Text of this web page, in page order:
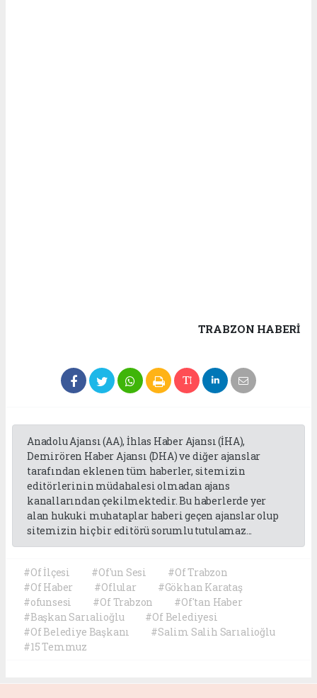
TRABZON HABERİ
Anadolu Ajansı (AA), İhlas Haber Ajansı (İHA),
Demirören Haber Ajansı (DHA) ve diğer ajanslar
tarafından eklenen tüm haberler, sitemizin
editörlerinin müdahalesi olmadan ajans
kanallarından çekilmektedir. Bu haberlerde yer
alan hukuki muhataplar haberi geçen ajanslar olup
sitemizin hiç bir editörü sorumlu tutulamaz...
#Of İlçesi #Of'un Sesi
#Of Trabzon
#Of Haber
#Oflular
#Gökhan Karataş
#ofunsesi
#Of Trabzon
#Of'tan Haber
#Başkan Sarıalioğlu
#Of Belediyesi
#Of Belediye Başkanı
#Salim Salih Sarıalioğlu
#15 Temmuz